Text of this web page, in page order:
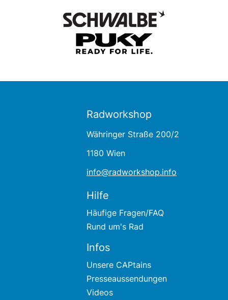
Radworkshop
Währinger Straße 200/2
1180 Wien
info@radworkshop.info
Hilfe
Häufige Fragen/FAQ
Rund um's Rad
Infos
Unsere CAPtains
Presseaussendungen
Videos